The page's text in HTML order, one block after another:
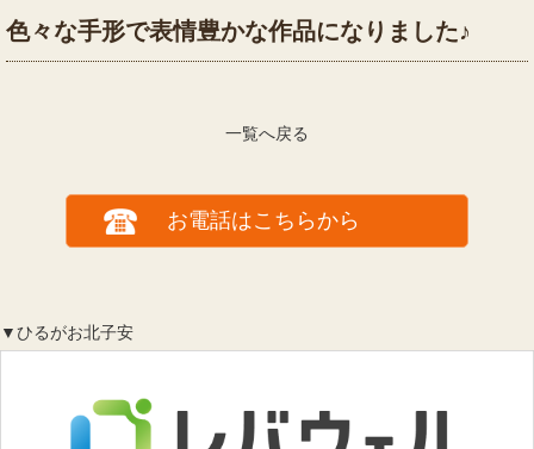
色々な手形で表情豊かな作品になりました♪
一覧へ戻る
お電話はこちらから
▼ひるがお北子安